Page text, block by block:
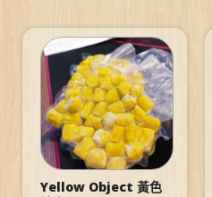
Yellow Object 黃色